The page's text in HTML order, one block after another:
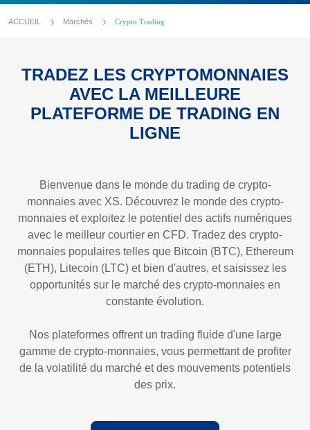
ACCUEIL Marchés Crypto Trading
TRADEZ LES CRYPTOMONNAIES
AVEC LA MEILLEURE
PLATEFORME DE TRADING EN
LIGNE
Bienvenue dans le monde du trading de crypto-
monnaies avec XS. Découvrez le monde des crypto-
monnaies et exploitez le potentiel des actifs numériques
avec le meilleur courtier en CFD. Tradez des crypto-
monnaies populaires telles que Bitcoin (BTC), Ethereum
(ETH), Litecoin (LTC) et bien d'autres, et saisissez les
opportunités sur le marché des crypto-monnaies en
constante évolution.
Nos plateformes offrent un trading fluide d'une large
gamme de crypto-monnaies, vous permettant de profiter
de la volatilité du marché et des mouvements potentiels
des prix.